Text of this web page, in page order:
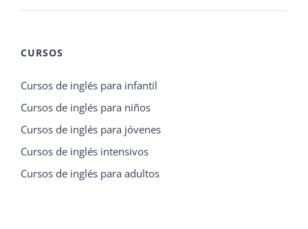
CURSOS
Cursos de inglés para infantil
Cursos de inglés para niños
Cursos de inglés para jóvenes
Cursos de inglés intensivos
Cursos de inglés para adultos